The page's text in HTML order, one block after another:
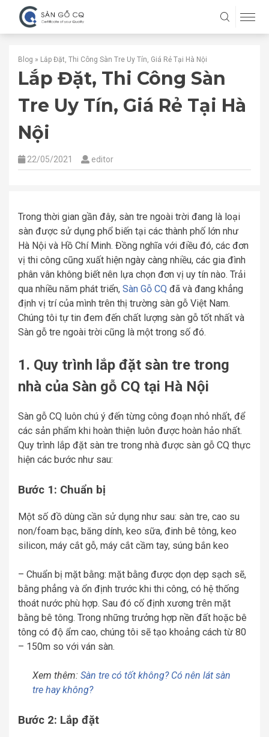
Blog » Lắp Đặt, Thi Công Sàn Tre Uy Tín, Giá Rẻ Tại Hà Nội
Lắp Đặt, Thi Công Sàn
Tre Uy Tín, Giá Rẻ Tại Hà
Nội
22/05/2021 editor
Trong thời gian gần đây, sàn tre ngoài trời đang là loại
sàn được sử dụng phổ biến tại các thành phố lớn như
Hà Nội và Hồ Chí Minh. Đồng nghĩa với điều đó, các đơn
vị thi công cũng xuất hiện ngày càng nhiều, các gia đình
phân vân không biết nên lựa chọn đơn vị uy tín nào. Trải
qua nhiều năm phát triển, Sàn Gỗ CQ đã và đang khẳng
định vị trí của mình trên thị trường sàn gỗ Việt Nam.
Chúng tôi tự tin đem đến chất lượng sàn gỗ tốt nhất và
Sàn gỗ tre ngoài trời cũng là một trong số đó.
1. Quy trình lắp đặt sàn tre trong
nhà của Sàn gỗ CQ tại Hà Nội
Sàn gỗ CQ luôn chú ý đến từng công đoạn nhỏ nhất, để
các sản phẩm khi hoàn thiện luôn được hoàn hảo nhất.
Quy trình lắp đặt sàn tre trong nhà được sàn gỗ CQ thực
hiện các bước như sau:
Bước 1: Chuẩn bị
Một số đồ dùng cần sử dụng như sau: sàn tre, cao su
non/foam bạc, băng dính, keo sữa, đinh bê tông, keo
silicon, máy cắt gỗ, máy cắt cầm tay, súng bắn keo
– Chuẩn bị mặt bằng: mặt bằng được dọn dẹp sạch sẽ,
bằng phẳng và ổn định trước khi thi công, có hệ thống
thoát nước phù hợp. Sau đó cố định xương trên mặt
bằng bê tông. Trong những trưởng hợp nền đất hoặc bê
tông có độ ẩm cao, chúng tôi sẽ tạo khoảng cách từ 80
– 150m so với ván sàn.
Xem thêm: Sàn tre có tốt không? Có nên lát sàn
tre hay không?
Bước 2: Lắp đặt